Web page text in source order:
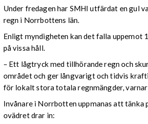
Under fredagen har SMHI utfärdat en gul
regn i Norrbottens län.
Enligt myndigheten kan det falla uppemot
på vissa håll.
– Ett lågtryck med tillhörande regn och
området och ger långvarigt och tidvis
för lokalt stora totala regnmängder, varnar
Invånare i Norrbotten uppmanas att tänka
ovädret drar in: